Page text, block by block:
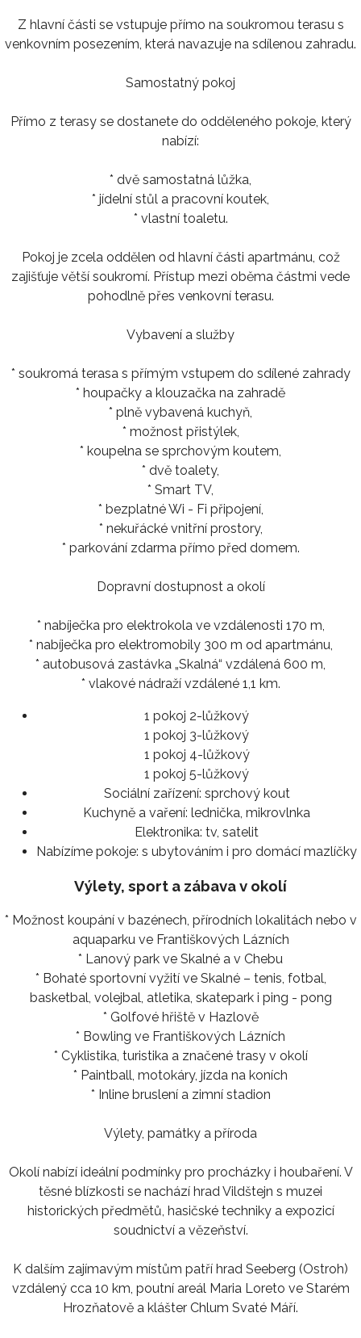
Z hlavní části se vstupuje přímo na soukromou terasu s
venkovním posezením, která navazuje na sdílenou zahradu.
Samostatný pokoj
Přímo z terasy se dostanete do odděleného pokoje, který
nabízí:
* dvě samostatná lůžka,
* jídelní stůl a pracovní koutek,
* vlastní toaletu.
Pokoj je zcela oddělen od hlavní části apartmánu, což
zajišťuje větší soukromí. Přístup mezi oběma částmi vede
pohodlně přes venkovní terasu.
Vybavení a služby
* soukromá terasa s přímým vstupem do sdílené zahrady
* houpačky a klouzačka na zahradě
* plně vybavená kuchyň,
* možnost přistýlek,
* koupelna se sprchovým koutem,
* dvě toalety,
* Smart TV,
* bezplatné Wi - Fi připojení,
* nekuřácké vnitřní prostory,
* parkování zdarma přímo před domem.
Dopravní dostupnost a okolí
* nabíječka pro elektrokola ve vzdálenosti 170 m,
* nabíječka pro elektromobily 300 m od apartmánu,
* autobusová zastávka „Skalná“ vzdálená 600 m,
* vlakové nádraží vzdálené 1,1 km.
1 pokoj 2-lůžkový
1 pokoj 3-lůžkový
1 pokoj 4-lůžkový
1 pokoj 5-lůžkový
Sociální zařízení: sprchový kout
Kuchyně a vaření: lednička, mikrovlnka
Elektronika: tv, satelit
Nabízíme pokoje: s ubytováním i pro domácí mazlíčky
Výlety, sport a zábava v okolí
* Možnost koupání v bazénech, přírodních lokalitách nebo v
aquaparku ve Františkových Lázních
* Lanový park ve Skalné a v Chebu
* Bohaté sportovní vyžití ve Skalné – tenis, fotbal,
basketbal, volejbal, atletika, skatepark i ping - pong
* Golfové hřiště v Hazlově
* Bowling ve Františkových Lázních
* Cyklistika, turistika a značené trasy v okolí
* Paintball, motokáry, jízda na koních
* Inline bruslení a zimní stadion
Výlety, památky a příroda
Okolí nabízí ideální podmínky pro procházky i houbaření. V
těsné blízkosti se nachází hrad Vildštejn s muzei
historických předmětů, hasičské techniky a expozicí
soudnictví a vězeňství.
K dalším zajímavým místům patří hrad Seeberg (Ostroh)
vzdálený cca 10 km, poutní areál Maria Loreto ve Starém
Hrozňatově a klášter Chlum Svaté Máří.